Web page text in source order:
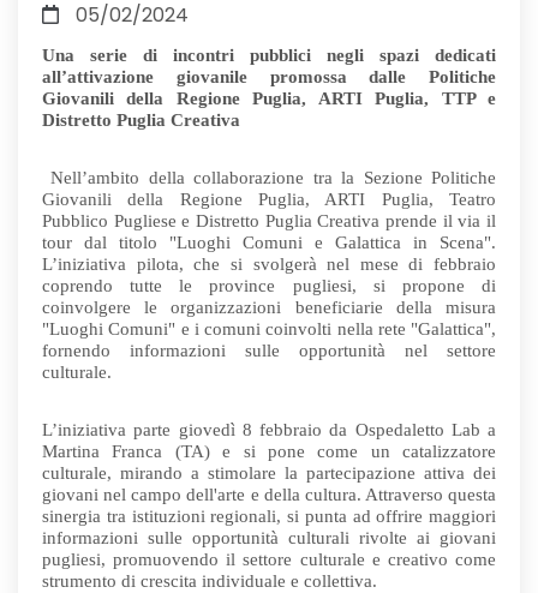
05/02/2024
Una serie di incontri pubblici negli spazi dedicati
all’attivazione giovanile promossa dalle Politiche
Giovanili della Regione Puglia, ARTI Puglia, TTP e
Distretto Puglia Creativa
Nell’ambito della collaborazione tra la Sezione Politiche
Giovanili della Regione Puglia, ARTI Puglia, Teatro
Pubblico Pugliese e Distretto Puglia Creativa prende il via il
tour dal titolo "Luoghi Comuni e Galattica in Scena".
L’iniziativa pilota, che si svolgerà nel mese di febbraio
coprendo tutte le province pugliesi, si propone di
coinvolgere le organizzazioni beneficiarie della misura
"Luoghi Comuni" e i comuni coinvolti nella rete "Galattica",
fornendo informazioni sulle opportunità nel settore
culturale.
L’iniziativa parte giovedì 8 febbraio da Ospedaletto Lab a
Martina Franca (TA) e si pone come un catalizzatore
culturale, mirando a stimolare la partecipazione attiva dei
giovani nel campo dell'arte e della cultura. Attraverso questa
sinergia tra istituzioni regionali, si punta ad offrire maggiori
informazioni sulle opportunità culturali rivolte ai giovani
pugliesi, promuovendo il settore culturale e creativo come
strumento di crescita individuale e collettiva.